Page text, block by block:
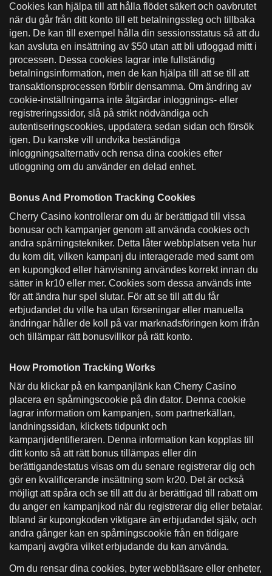
Cookies kan hjälpa till att hålla flödet säkert och oavbrutet
när du går från ditt konto till ett betalningssteg och tillbaka
igen. De kan till exempel hålla din sessionsstatus så att du
kan avsluta en insättning av $50 utan att bli utloggad mitt i
processen. Dessa cookies lagrar inte fullständig
betalningsinformation, men de kan hjälpa till att se till att
transaktionsprocessen förblir densamma. Om ändring av
cookie-inställningarna inte åtgärdar inloggnings- eller
registreringssidor, slå på strikt nödvändiga och
autentiseringscookies, uppdatera sedan sidan och försök
igen. Du kanske vill undvika beständiga
inloggningsalternativ och rensa dina cookies efter
utloggning om du använder en delad enhet.
Bonus And Promotion Tracking Cookies
Cherry Casino kontrollerar om du är berättigad till vissa
bonusar och kampanjer genom att använda cookies och
andra spårningstekniker. Detta låter webbplatsen veta hur
du kom dit, vilken kampanj du interagerade med samt om
en kupongkod eller hänvisning användes korrekt innan du
sätter in kr10 eller mer. Cookies som dessa används inte
för att ändra hur spel slutar. För att se till att du får
erbjudandet du ville ha utan förseningar eller manuella
ändringar håller de koll på var marknadsföringen kom ifrån
och tillämpar rätt bonusvillkor på rätt konto.
How Promotion Tracking Works
När du klickar på en kampanjlänk kan Cherry Casino
placera en spårningscookie på din dator. Denna cookie
lagrar information om kampanjen, som partnerkällan,
landningssidan, klickets tidpunkt och
kampanjidentifieraren. Denna information kan kopplas till
ditt konto så att rätt bonus tillämpas eller din
berättigandestatus visas om du senare registrerar dig och
gör en kvalificerande insättning som kr20. Det är också
möjligt att spåra och se till att du är berättigad till rabatt om
du anger en kampanjkod när du registrerar dig eller betalar.
Ibland är kupongkoden viktigare än erbjudandet själv, och
andra gånger kan en spårningscookie från en tidigare
kampanj avgöra vilket erbjudande du kan använda.
Om du rensar dina cookies, byter webbläsare eller enheter,